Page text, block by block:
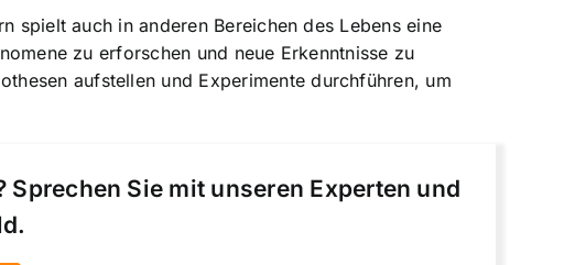
spielt auch in anderen Bereichen des Lebens eine
zu erforschen und neue Erkenntnisse zu
aufstellen und Experimente durchführen, um
Sie mit unseren Experten und